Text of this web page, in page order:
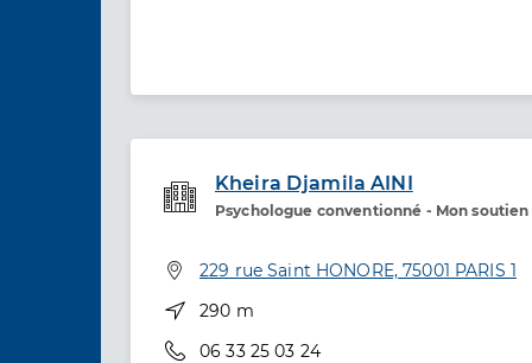
Kheira Djamila AINI
Psychologue conventionné - Mon soutien
Etablissement de soins
Adresse
229 rue Saint HONORE, 75001 PARIS 1
Distance
290 m
Téléphone
06 33 25 03 24